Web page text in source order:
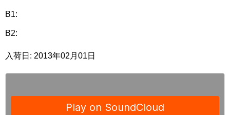
B1:
B2:
入荷日: 2013年02月01日